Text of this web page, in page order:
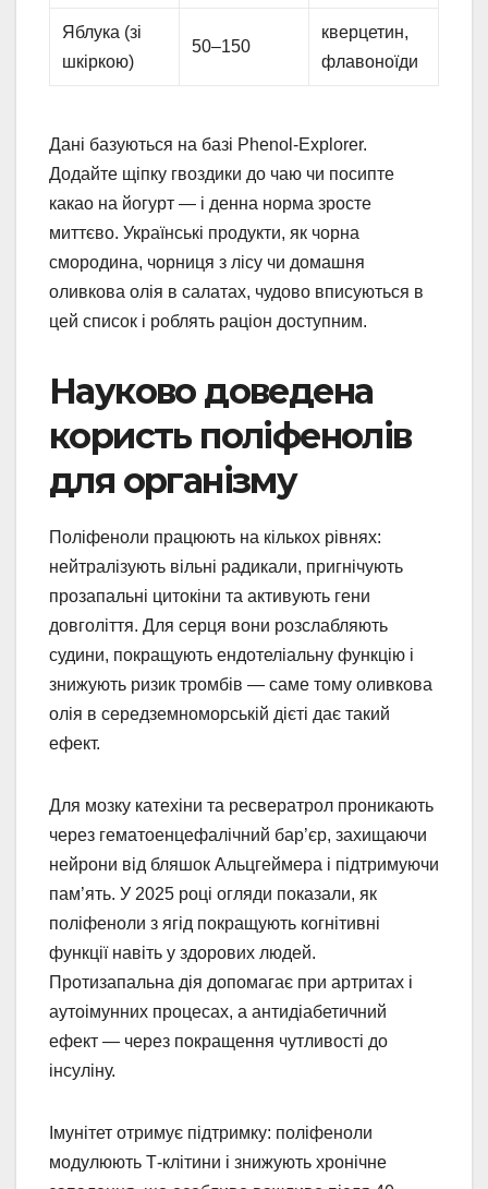
Яблука (зі
шкіркою)
50–150
кверцетин,
флавоноїди
Дані базуються на базі Phenol-Explorer.
Додайте щіпку гвоздики до чаю чи посипте
какао на йогурт — і денна норма зросте
миттєво. Українські продукти, як чорна
смородина, чорниця з лісу чи домашня
оливкова олія в салатах, чудово вписуються в
цей список і роблять раціон доступним.
Науково доведена
користь поліфенолів
для організму
Поліфеноли працюють на кількох рівнях:
нейтралізують вільні радикали, пригнічують
прозапальні цитокіни та активують гени
довголіття. Для серця вони розслабляють
судини, покращують ендотеліальну функцію і
знижують ризик тромбів — саме тому оливкова
олія в середземноморській дієті дає такий
ефект.
Для мозку катехіни та ресвератрол проникають
через гематоенцефалічний бар’єр, захищаючи
нейрони від бляшок Альцгеймера і підтримуючи
пам’ять. У 2025 році огляди показали, як
поліфеноли з ягід покращують когнітивні
функції навіть у здорових людей.
Протизапальна дія допомагає при артритах і
аутоімунних процесах, а антидіабетичний
ефект — через покращення чутливості до
інсуліну.
Імунітет отримує підтримку: поліфеноли
модулюють Т-клітини і знижують хронічне